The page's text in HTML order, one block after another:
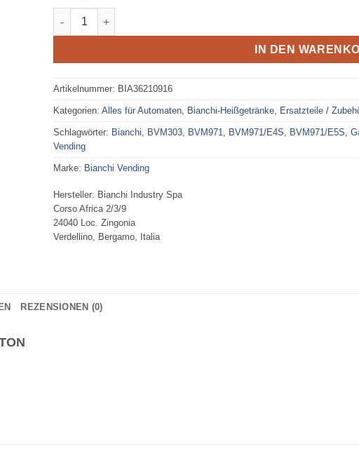
Bianchi O-Ring OR2021 Menge
IN DEN
Artikelnummer: BIA36210916
Kategorien: Alles für Automaten, Bianchi-Heißgetränke, Ersatzteile /
Schlagwörter: Bianchi, BVM303, BVM971, BVM971/E4S, BVM971/E5S,
Vending
Marke: Bianchi Vending
Hersteller: Bianchi Industry Spa
Corso Africa 2/3/9
24040 Loc. Zingonia
Verdellino, Bergamo, Italia
REZENSIONEN (0)